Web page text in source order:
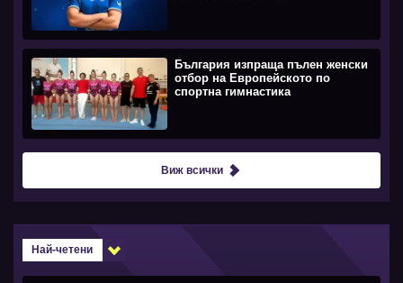
България изпраща пълен женски
отбор на Европейското по
спортна гимнастика
Виж всички
Най-четени